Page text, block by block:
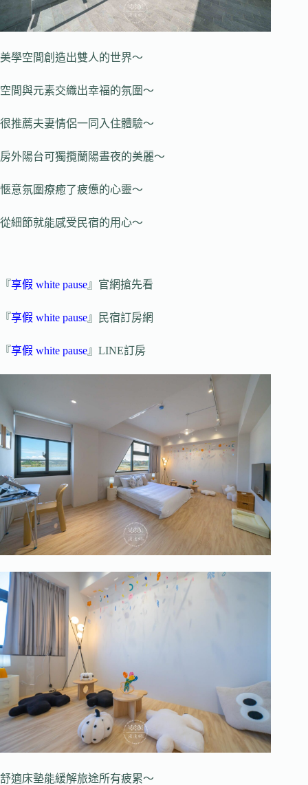
美學空間創造出雙人的世界～
空間與元素交織出幸福的氛圍～
很推薦夫妻情侶一同入住體驗～
房外陽台可獨攬蘭陽晝夜的美麗～
愜意氛圍療癒了疲憊的心靈～
從細節就能感受民宿的用心～
『享假 white pause』官網搶先看
『享假 white pause』民宿訂房網
『享假 white pause』LINE訂房
舒適床墊能緩解旅途所有疲累～